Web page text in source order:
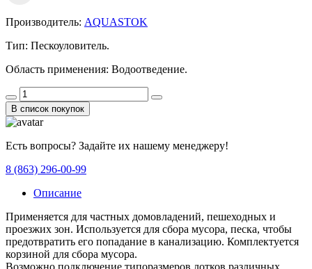
Производитель: AQUASTOK
Тип: Пескоуловитель.
Область применения: Водоотведение.
В список покупок
Есть вопросы? Задайте их нашему менеджеру!
8 (863) 296-00-99
Описание
Применяется для частных домовладений, пешеходных и
проезжих зон. Используется для сбора мусора, песка, чтобы
предотвратить его попадание в канализацию. Комплектуется
корзиной для сбора мусора.
Возможно подключение типоразмеров лотков различных